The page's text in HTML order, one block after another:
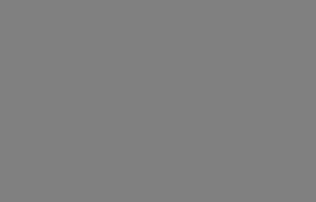
om antal besøg og hvordan hjemmesiden bruges.